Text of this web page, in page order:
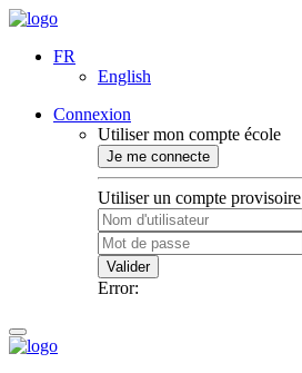
FR
English
Connexion
Utiliser mon compte école
Je me connecte
Utiliser un compte provisoire
Valider
Error: